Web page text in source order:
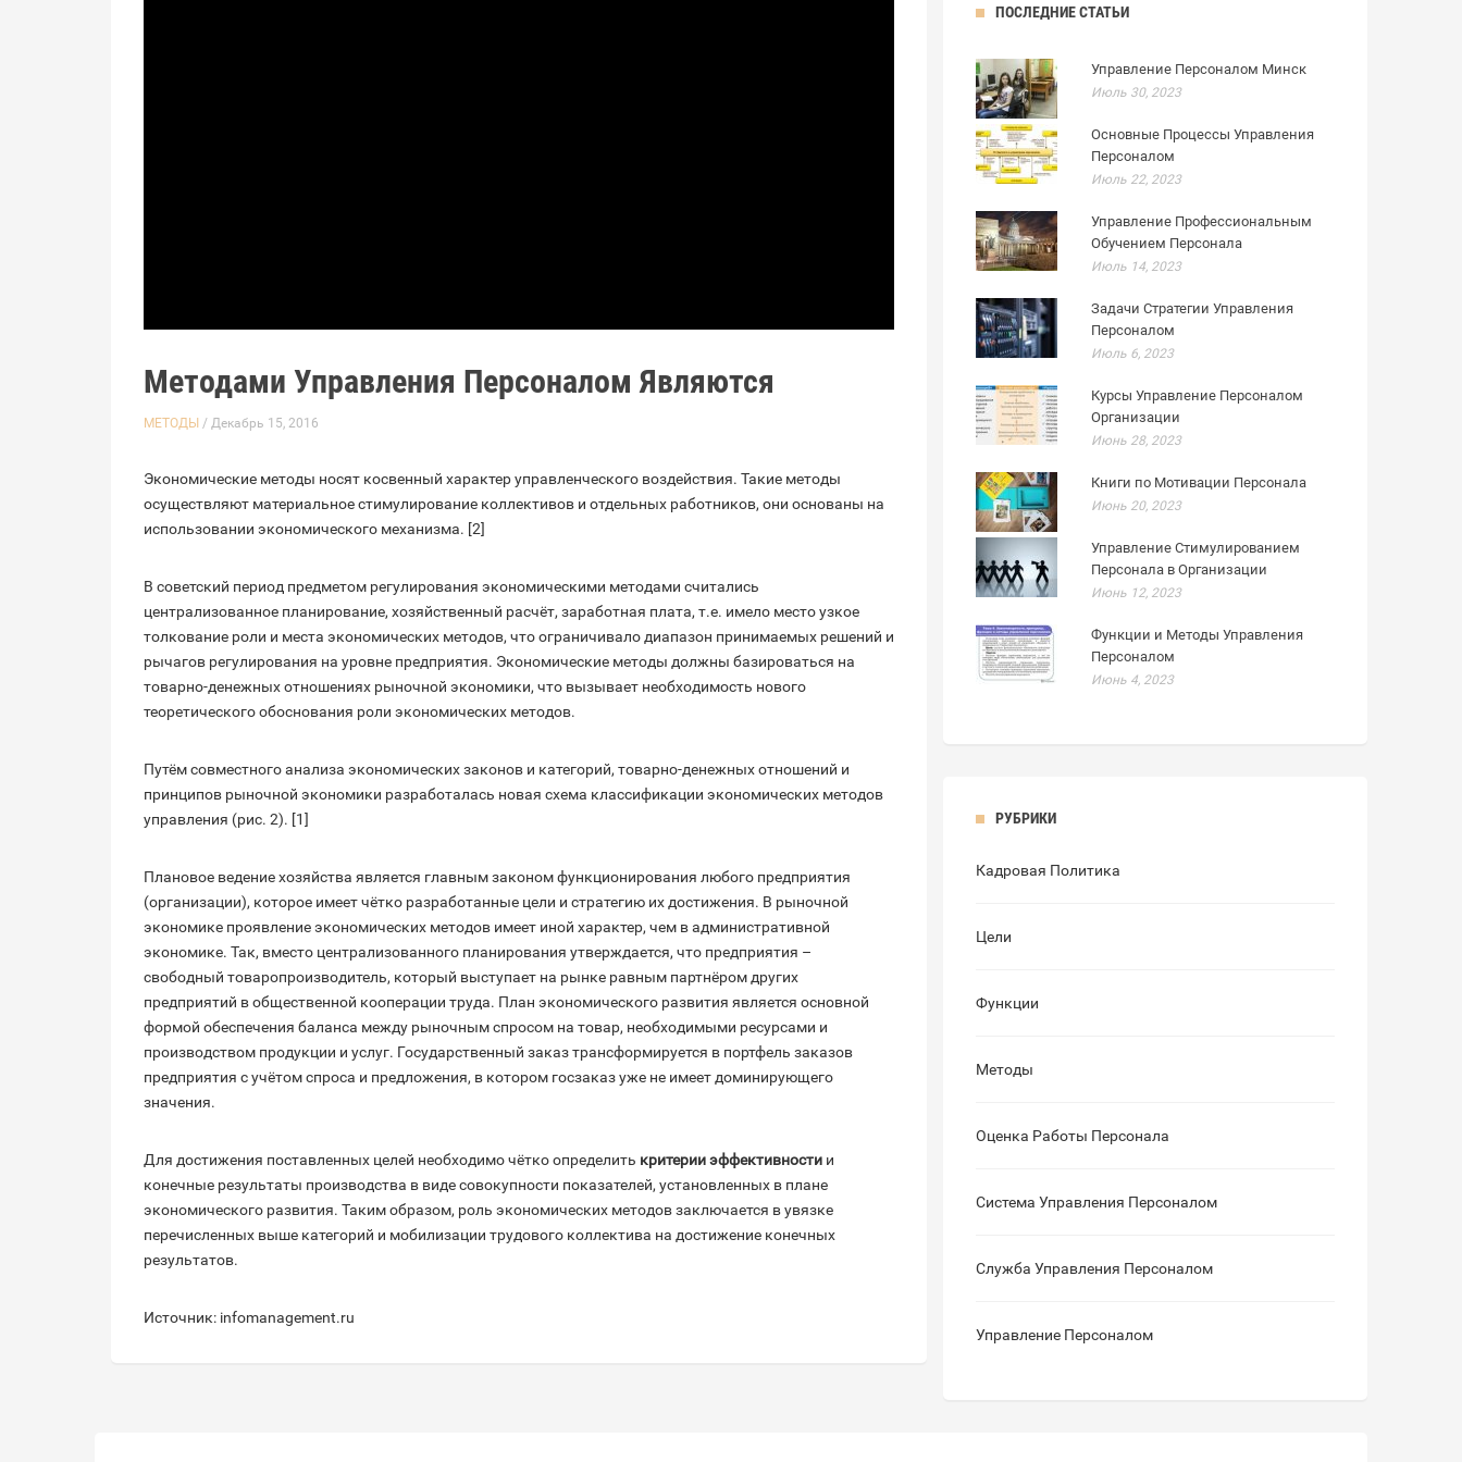
Методами Управления Персоналом Являются
МЕТОДЫ / Декабрь 15, 2016
Экономические методы носят косвенный характер управленческого воздействия. Такие методы
осуществляют материальное стимулирование коллективов и отдельных работников, они основаны на
использовании экономического механизма. [2]
В советский период предметом регулирования экономическими методами считались
централизованное планирование, хозяйственный расчёт, заработная плата, т.е. имело место узкое
толкование роли и места экономических методов, что ограничивало диапазон принимаемых решений и
рычагов регулирования на уровне предприятия. Экономические методы должны базироваться на
товарно-денежных отношениях рыночной экономики, что вызывает необходимость нового
теоретического обоснования роли экономических методов.
Путём совместного анализа экономических законов и категорий, товарно-денежных отношений и
принципов рыночной экономики разработалась новая схема классификации экономических методов
управления (рис. 2). [1]
Плановое ведение хозяйства является главным законом функционирования любого предприятия
(организации), которое имеет чётко разработанные цели и стратегию их достижения. В рыночной
экономике проявление экономических методов имеет иной характер, чем в административной
экономике. Так, вместо централизованного планирования утверждается, что предприятия –
свободный товаропроизводитель, который выступает на рынке равным партнёром других
предприятий в общественной кооперации труда. План экономического развития является основной
формой обеспечения баланса между рыночным спросом на товар, необходимыми ресурсами и
производством продукции и услуг. Государственный заказ трансформируется в портфель заказов
предприятия с учётом спроса и предложения, в котором госзаказ уже не имеет доминирующего
значения.
Для достижения поставленных целей необходимо чётко определить критерии эффективности и
конечные результаты производства в виде совокупности показателей, установленных в плане
экономического развития. Таким образом, роль экономических методов заключается в увязке
перечисленных выше категорий и мобилизации трудового коллектива на достижение конечных
результатов.
Источник: infomanagement.ru
ПОСЛЕДНИЕ СТАТЬИ
Управление Персоналом Минск
Июль 30, 2023
Основные Процессы Управления
Персоналом
Июль 22, 2023
Управление Профессиональным
Обучением Персонала
Июль 14, 2023
Задачи Стратегии Управления
Персоналом
Июль 6, 2023
Курсы Управление Персоналом
Организации
Июнь 28, 2023
Книги по Мотивации Персонала
Июнь 20, 2023
Управление Стимулированием
Персонала в Организации
Июнь 12, 2023
Функции и Методы Управления
Персоналом
Июнь 4, 2023
РУБРИКИ
Кадровая Политика
Цели
Функции
Методы
Оценка Работы Персонала
Система Управления Персоналом
Служба Управления Персоналом
Управление Персоналом